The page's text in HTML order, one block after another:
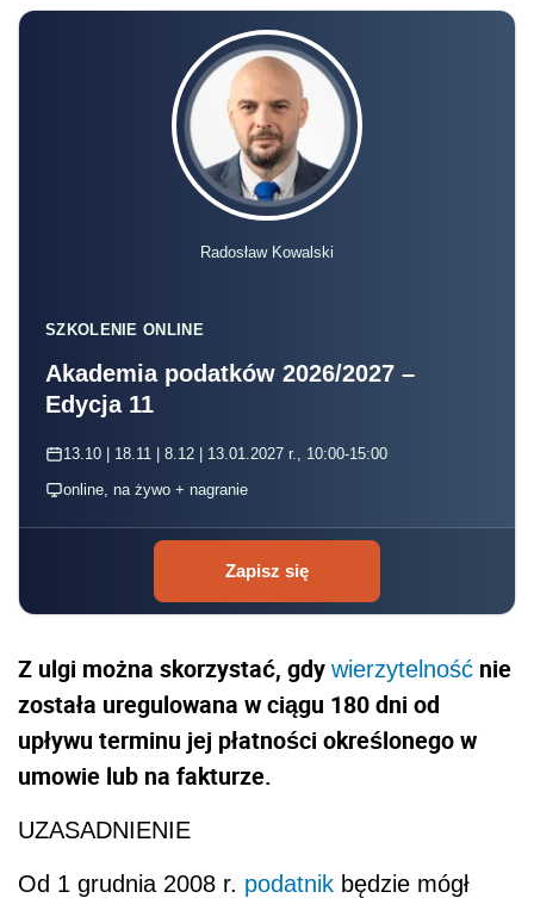
Radosław Kowalski
SZKOLENIE ONLINE
Akademia podatków 2026/2027 –
Edycja 11
13.10 | 18.11 | 8.12 | 13.01.2027 r., 10:00-15:00
online, na żywo + nagranie
Zapisz się
Z ulgi można skorzystać, gdy wierzytelność nie
została uregulowana w ciągu 180 dni od
upływu terminu jej płatności określonego w
umowie lub na fakturze.
UZASADNIENIE
Od 1 grudnia 2008 r. podatnik będzie mógł